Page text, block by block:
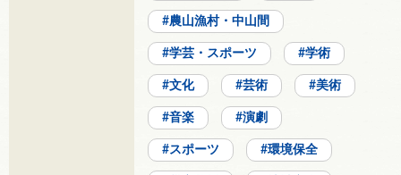
農山漁村・中山間
学芸・スポーツ 学術
文化 芸術 美術
音楽 演劇
スポーツ 環境保全